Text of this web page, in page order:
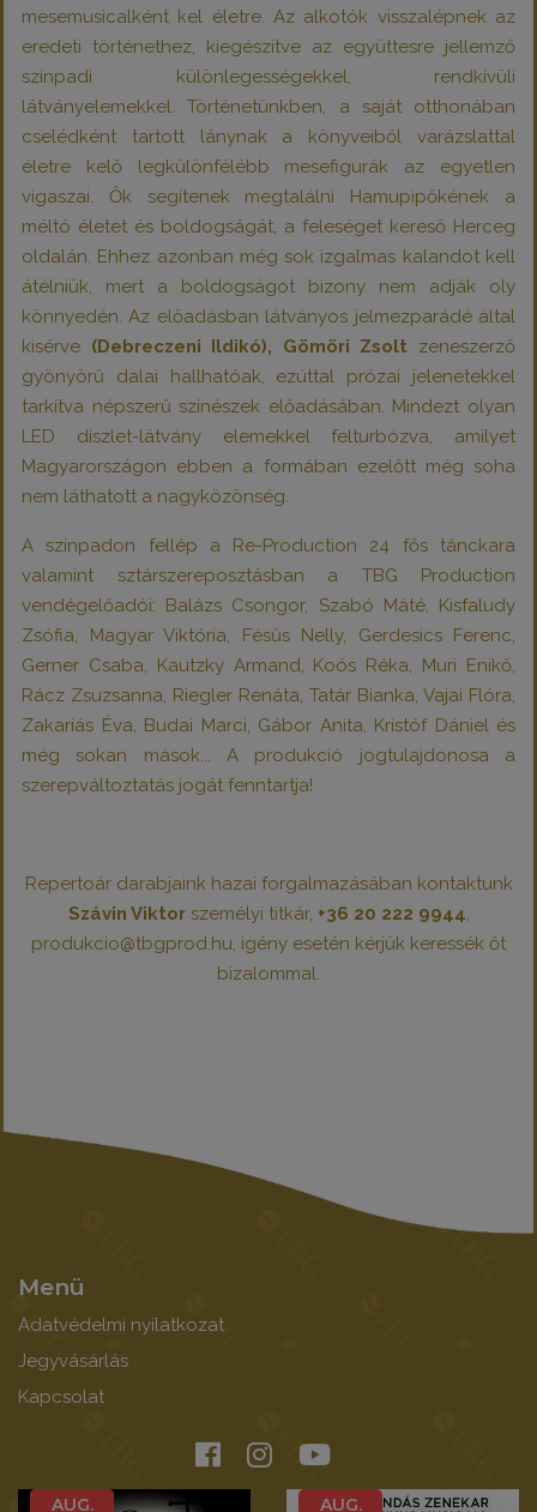
mesemusicalként kel életre. Az alkotók visszalépnek az
eredeti történethez, kiegészítve az együttesre jellemző
színpadi különlegességekkel, rendkívüli
látványelemekkel. Történetünkben, a saját otthonában
cselédként tartott lánynak a könyveiből varázslattal
életre kelő legkülönfélébb mesefigurák az egyetlen
vigaszai. Ők segítenek megtalálni Hamupipőkének a
méltó életet és boldogságát, a feleséget kereső Herceg
oldalán. Ehhez azonban még sok izgalmas kalandot kell
átélniük, mert a boldogságot bizony nem adják oly
könnyedén. Az előadásban látványos jelmezparádé által
kisérve (Debreczeni Ildikó), Gömöri Zsolt zeneszerző
gyönyörű dalai hallhatóak, ezúttal prózai jelenetekkel
tarkítva népszerű színészek előadásában. Mindezt olyan
LED díszlet-látvány elemekkel felturbózva, amilyet
Magyarországon ebben a formában ezelőtt még soha
nem láthatott a nagyközönség.
A színpadon fellép a Re-Production 24 fős tánckara
valamint sztárszereposztásban a TBG Production
vendégelőadói: Balázs Csongor, Szabó Máté, Kisfaludy
Zsófia, Magyar Viktória, Fésűs Nelly, Gerdesics Ferenc,
Gerner Csaba, Kautzky Armand, Koós Réka, Muri Enikő,
Rácz Zsuzsanna, Riegler Renáta, Tatár Bianka, Vajai Flóra,
Zakariás Éva, Budai Marci, Gábor Anita, Kristóf Dániel és
még sokan mások... A produkció jogtulajdonosa a
szerepváltoztatás jogát fenntartja!
Repertoár darabjaink hazai forgalmazásában kontaktunk
Szávin Viktor személyi titkár, +36 20 222 9944,
produkcio@tbgprod.hu, igény esetén kérjük keressék őt
bizalommal.
Menü
Adatvédelmi nyilatkozat
Jegyvásárlás
Kapcsolat
AUG. AUG.